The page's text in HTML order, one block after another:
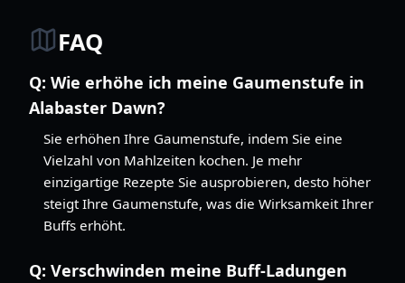
FAQ
Q: Wie erhöhe ich meine Gaumenstufe in
Alabaster Dawn?
Sie erhöhen Ihre Gaumenstufe, indem Sie eine
Vielzahl von Mahlzeiten kochen. Je mehr
einzigartige Rezepte Sie ausprobieren, desto höher
steigt Ihre Gaumenstufe, was die Wirksamkeit Ihrer
Buffs erhöht.
Q: Verschwinden meine Buff-Ladungen